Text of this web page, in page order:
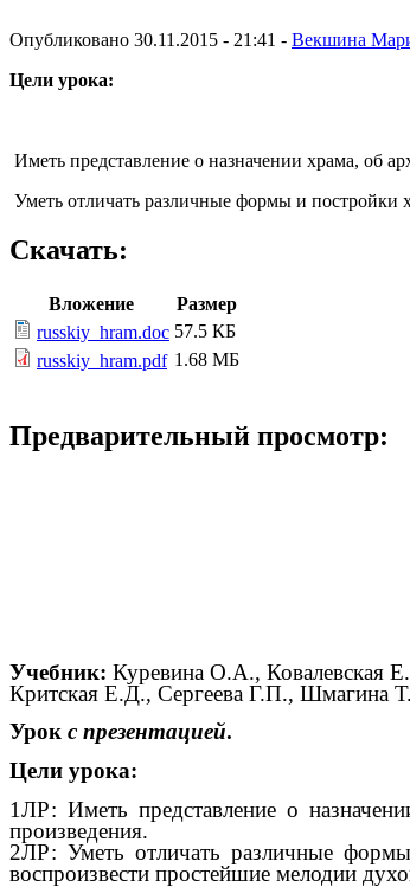
Опубликовано 30.11.2015 - 21:41 - Векшина
Цели урока:
Иметь представление о назначении храма, об
Уметь отличать различные формы и постройки
Скачать:
Вложение
Размер
russkiy_hram.doc 57.5 КБ
russkiy_hram.pdf 1.68 МБ
Предварительный просмотр:
Учебник: Куревина О.А., Ковалевская
Критская Е.Д., Сергеева Г.П., Шмагина
Урок с презентацией.
Цели урока:
1ЛР: Иметь представление о
произведения.
2ЛР: Уметь отличать различные
воспроизвести простейшие мелодии